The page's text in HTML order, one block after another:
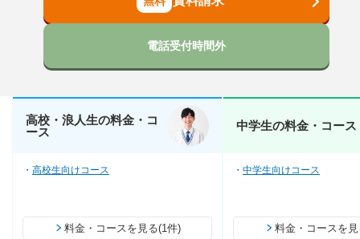
電話受付時間外
高校・浪人生の料金・コ
ース
高校生向けコース
料金・コースを見る(1件)
中学生の料金・コース
中学生向けコース
料金・コースを